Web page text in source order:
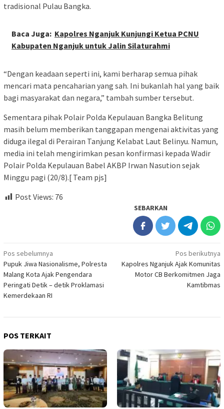
tradisional Pulau Bangka.
Baca Juga: Kapolres Nganjuk Kunjungi Ketua PCNU
Kabupaten Nganjuk untuk Jalin Silaturahmi
“Dengan keadaan seperti ini, kami berharap semua pihak
mencari mata pencaharian yang sah. Ini bukanlah hal yang baik
bagi masyarakat dan negara,” tambah sumber tersebut.
Sementara pihak Polair Polda Kepulauan Bangka Belitung
masih belum memberikan tanggapan mengenai aktivitas yang
diduga ilegal di Perairan Tanjung Kelabat Laut Belinyu. Namun,
media ini telah mengirimkan pesan konfirmasi kepada Wadir
Polair Polda Kepulauan Babel AKBP Irwan Nasution sejak
Minggu pagi (20/8).[ Team pjs]
Post Views: 76
SEBARKAN
Navigasi
pos
Pos sebelumnya
Pupuk Jiwa Nasionalisme, Polresta
Malang Kota Ajak Pengendara
Peringati Detik – detik Proklamasi
Kemerdekaan RI
Pos berikutnya
Kapolres Nganjuk Ajak Komunitas
Motor CB Berkomitmen Jaga
Kamtibmas
POS TERKAIT